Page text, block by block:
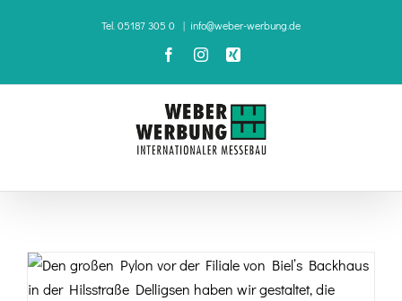
Tel. 05187 305 0 | info@weber-werbung.de
FacebookInstagram
Xing
Delligsen: Biel’s Pylon in neuem Design